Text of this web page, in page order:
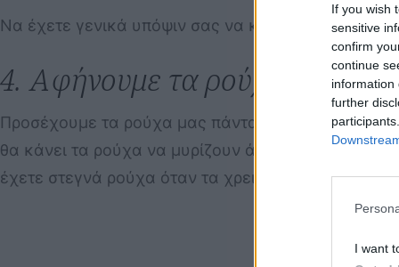
If you wish
sensitive
confirm
continue
information
further
I want
Να έχετε γενικά υπόψιν σας να κρατάτε αρκετά
4. Αφήνουμε τα ρούχα να
Προσέχουμε τα ρούχα μας πάντα να στεγνώσουν
θα κάνει τα ρούχα να μυρίζουν άσχημα. Εάν ζείτε
έχετε στεγνά ρούχα όταν τα χρειάζεστε.